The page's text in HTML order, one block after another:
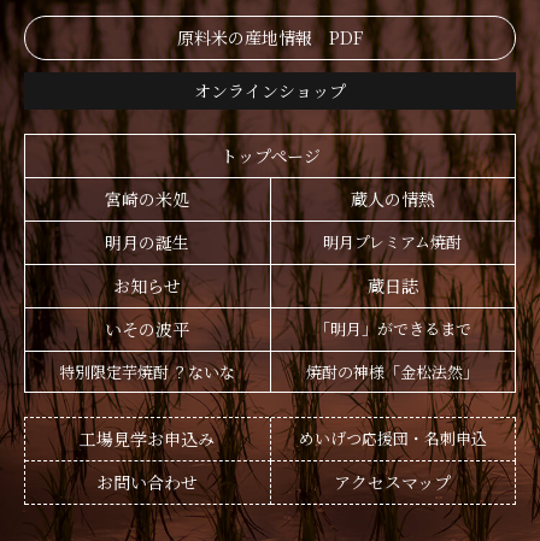
原料米の産地情報 PDF
オンラインショップ
トップページ
宮崎の米処
蔵人の情熱
明月の誕生
明月プレミアム焼酎
お知らせ
蔵日誌
いその波平
「明月」ができるまで
特別限定芋焼酎 ？ないな
焼酎の神様「金松法然」
工場見学お申込み めいげつ応援団・名刺申込
お問い合わせ アクセスマップ